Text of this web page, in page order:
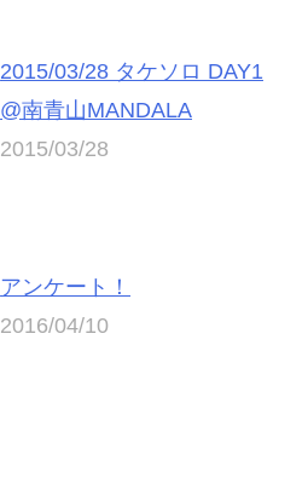
2015/03/28 タケソロ DAY1
@南青山MANDALA
2015/03/28
アンケート！
2016/04/10